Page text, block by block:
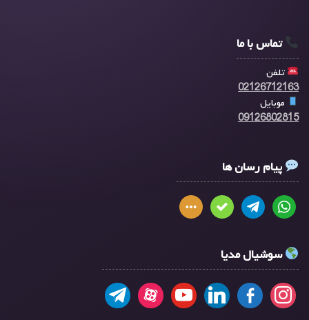
تماس با ما
تلفن
02126712163
موبایل
09126802815
پیام رسان ها
سوشیال مدیا